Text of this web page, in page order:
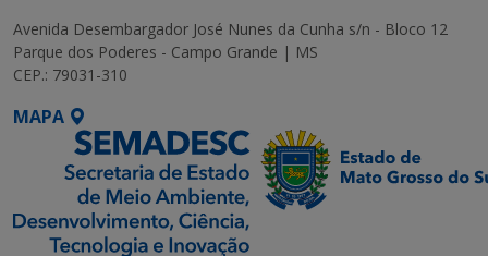
Avenida Desembargador José Nunes da Cunha s/n - Bloco 12
Parque dos Poderes - Campo Grande | MS
CEP.: 79031-310
MAPA